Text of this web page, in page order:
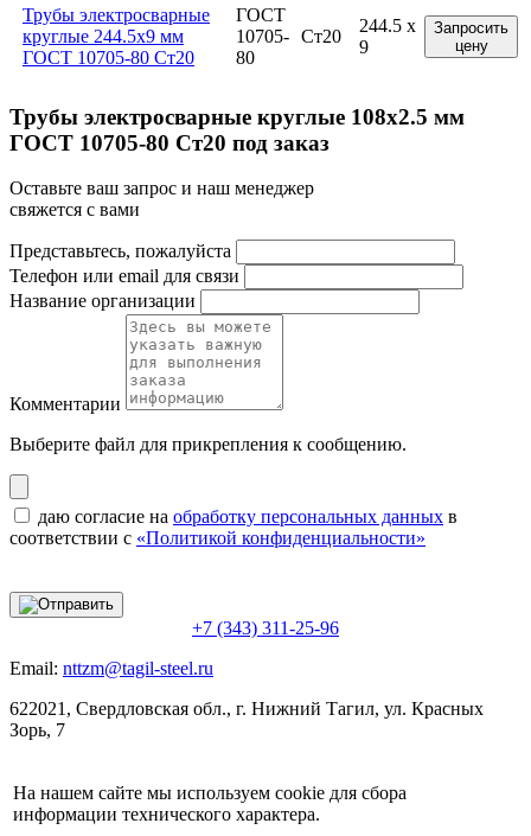
Трубы электросварные
круглые 244.5x9 мм
ГОСТ 10705-80 Ст20
ГОСТ
10705-
80
Ст20
244.5 x
9
Запросить
цену
Трубы электросварные круглые 108x2.5 мм
ГОСТ 10705-80 Ст20 под заказ
Оставьте ваш запрос и наш менеджер
свяжется с вами
Представьтесь, пожалуйста
Телефон или email для связи
Название организации
Комментарии
Выберите файл для прикрепления к сообщению.
даю согласие на обработку персональных данных в
соответствии с «Политикой конфиденциальности»
+7 (343) 311-25-96
Email: nttzm@tagil-steel.ru
622021, Свердловская обл., г. Нижний Тагил, ул. Красных
Зорь, 7
На нашем сайте мы используем cookie для сбора
информации технического характера.